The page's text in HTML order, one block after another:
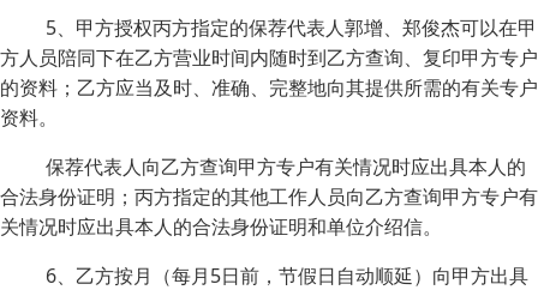
5、甲方授权丙方指定的保荐代表人郭增、郑俊杰可以在甲
方人员陪同下在乙方营业时间内随时到乙方查询、复印甲方专户
的资料；乙方应当及时、准确、完整地向其提供所需的有关专户
资料。
保荐代表人向乙方查询甲方专户有关情况时应出具本人的
合法身份证明；丙方指定的其他工作人员向乙方查询甲方专户有
关情况时应出具本人的合法身份证明和单位介绍信。
6、乙方按月（每月5日前，节假日自动顺延）向甲方出具